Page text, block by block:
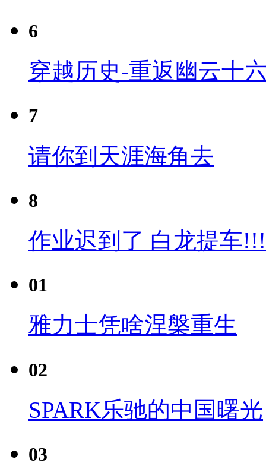
6
穿越历史-重返幽云十
7
请你到天涯海角去
8
作业迟到了 白龙提车
01
雅力士凭啥涅槃重生
02
SPARK乐驰的中国曙光
03